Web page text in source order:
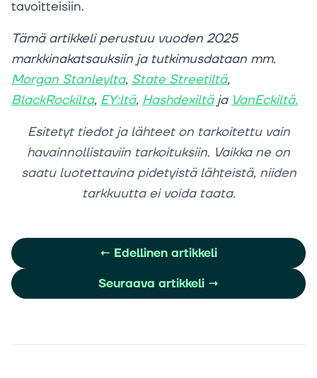
tavoitteisiin.
Tämä artikkeli perustuu vuoden 2025
markkinakatsauksiin ja tutkimusdataan mm.
Morgan Stanleylta, State Streetiltä,
BlackRockilta, EY:ltä, HashdexiltäjaVanEckiltä.
Esitetyt tiedot ja lähteet on tarkoitettu vain
havainnollistaviin tarkoituksiin. Vaikka ne on
saatu luotettavina pidetyistä lähteistä, niiden
tarkkuutta ei voida taata.
← Edellinen artikkeli
Seuraava artikkeli →